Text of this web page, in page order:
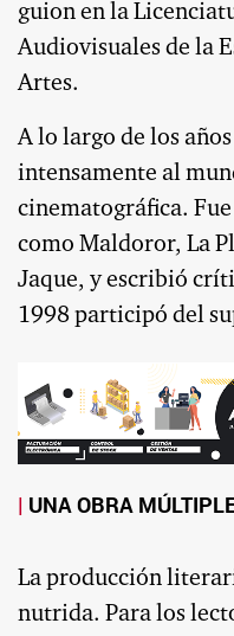
guion en la
Audiovisuales de la
Artes.
A lo largo de los
intensamente al
cinematográfica.
como Maldoror, La
Jaque, y escribió
1998 participó del
UNA OBRA
La producción
nutrida. Para los